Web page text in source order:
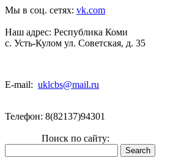
Мы в соц. сетях: vk.com
Наш адрес: Республика Коми
с. Усть-Кулом ул. Советская, д. 35
E-mail: uklcbs@mail.ru
Телефон: 8(82137)94301
Поиск по сайту: